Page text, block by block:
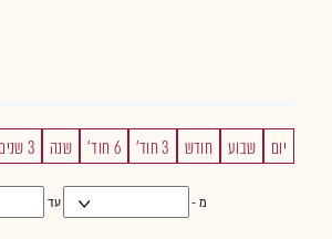
יום שבוע חודש 3 חוד' 6 חוד' שנה 3 שנים
מ - עד